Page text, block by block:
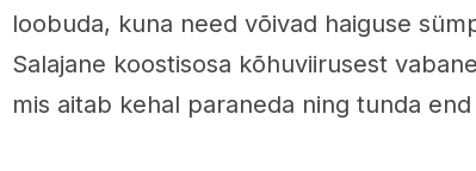
loobuda, kuna need võivad haiguse
Salajane koostisosa kõhuviirusest
mis aitab kehal paraneda ning tunda